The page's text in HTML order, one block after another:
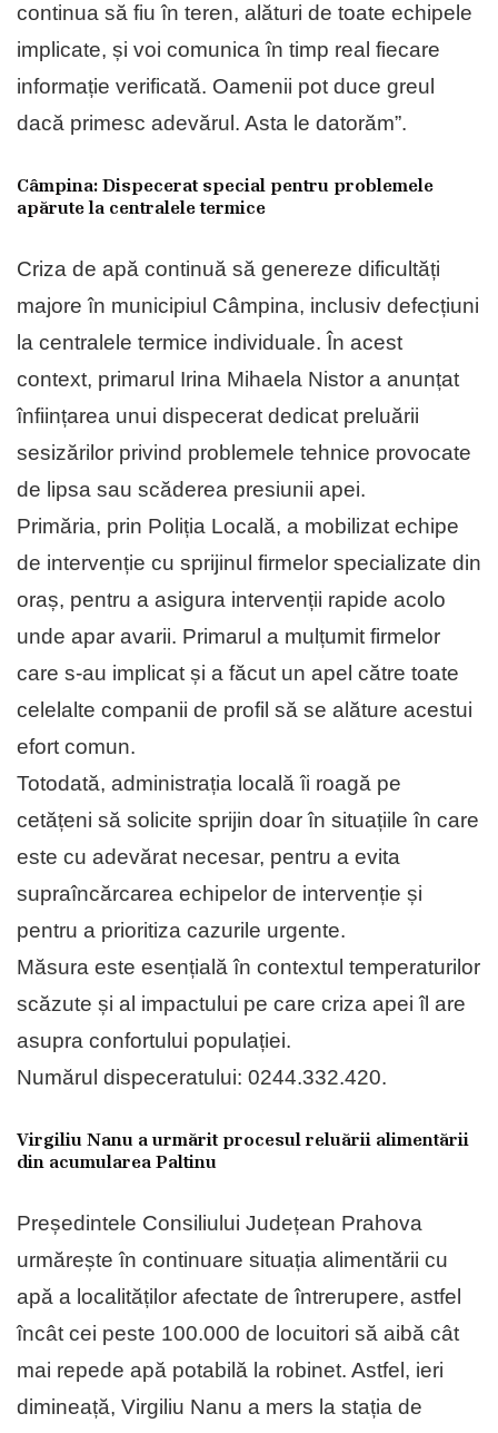
continua să fiu în teren, alături de toate echipele
implicate, și voi comunica în timp real fiecare
informație verificată. Oamenii pot duce greul
dacă primesc adevărul. Asta le datorăm”.
Câmpina: Dispecerat special pentru problemele
apărute la centralele termice
Criza de apă continuă să genereze dificultăți
majore în municipiul Câmpina, inclusiv defecțiuni
la centralele termice individuale. În acest
context, primarul Irina Mihaela Nistor a anunțat
înființarea unui dispecerat dedicat preluării
sesizărilor privind problemele tehnice provocate
de lipsa sau scăderea presiunii apei.
Primăria, prin Poliția Locală, a mobilizat echipe
de intervenție cu sprijinul firmelor specializate din
oraș, pentru a asigura intervenții rapide acolo
unde apar avarii. Primarul a mulțumit firmelor
care s-au implicat și a făcut un apel către toate
celelalte companii de profil să se alăture acestui
efort comun.
Totodată, administrația locală îi roagă pe
cetățeni să solicite sprijin doar în situațiile în care
este cu adevărat necesar, pentru a evita
supraîncărcarea echipelor de intervenție și
pentru a prioritiza cazurile urgente.
Măsura este esențială în contextul temperaturilor
scăzute și al impactului pe care criza apei îl are
asupra confortului populației.
Numărul dispeceratului: 0244.332.420.
Virgiliu Nanu a urmărit procesul reluării alimentării
din acumularea Paltinu
Președintele Consiliului Județean Prahova
urmărește în continuare situația alimentării cu
apă a localităților afectate de întrerupere, astfel
încât cei peste 100.000 de locuitori să aibă cât
mai repede apă potabilă la robinet. Astfel, ieri
dimineață, Virgiliu Nanu a mers la stația de